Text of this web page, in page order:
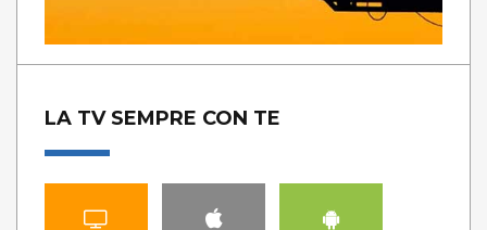
LA TV SEMPRE CON TE